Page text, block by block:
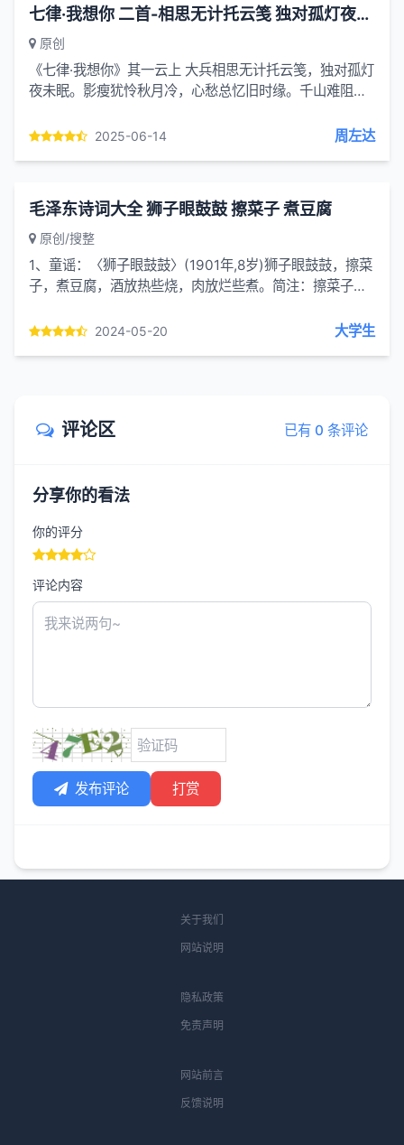
七律·我想你 二首-相思无计托云笺 独对孤灯夜未眠
原创
《七律·我想你》其一云上 大兵相思无计托云笺，独对孤灯
夜未眠。影瘦犹怜秋月冷，心愁总忆旧时缘。千山难阻情
前。注：1. 首联以“无计托云笺”开篇，表达...
2025-06-14 周左达
毛泽东诗词大全 狮子眼鼓鼓 擦菜子 煮豆腐
原创/搜整
1、童谣：〈狮子眼鼓鼓〉(1901年,8岁)狮子眼鼓鼓，擦菜
子，煮豆腐，酒放热些烧，肉放烂些煮。简注：擦菜子煮
(1906年,13岁)天井四四方，周围是高墙。清清见卵...
2024-05-20 大学生
评论区 已有 0 条评论
分享你的看法
你的评分
评论内容
发布评论 打赏
关于我们
网站说明
隐私政策
免责声明
网站前言
反馈说明